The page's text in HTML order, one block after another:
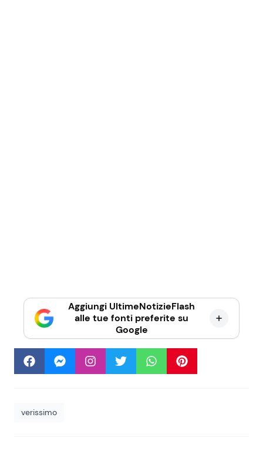
Aggiungi UltimeNotizieFlash
alle tue fonti preferite su
Google
verissimo